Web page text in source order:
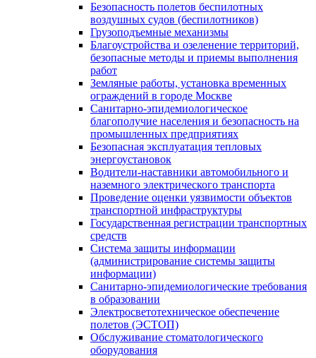
Безопасность полетов беспилотных
воздушных судов (беспилотников)
Грузоподъемные механизмы
Благоустройства и озеленение территорий,
безопасные методы и приемы выполнения
работ
Земляные работы, установка временных
ограждений в городе Москве
Санитарно-эпидемиологическое
благополучие населения и безопасность на
промышленных предприятиях
Безопасная эксплуатация тепловых
энергоустановок
Водители-наставники автомобильного и
наземного электрического транспорта
Проведение оценки уязвимости объектов
транспортной инфраструктуры
Государственная регистрации транспортных
средств
Система защиты информации
(администрирование системы защиты
информации)
Санитарно-эпидемиологические требования
в образовании
Электросветотехническое обеспечение
полетов (ЭСТОП)
Обслуживание стоматологического
оборудования